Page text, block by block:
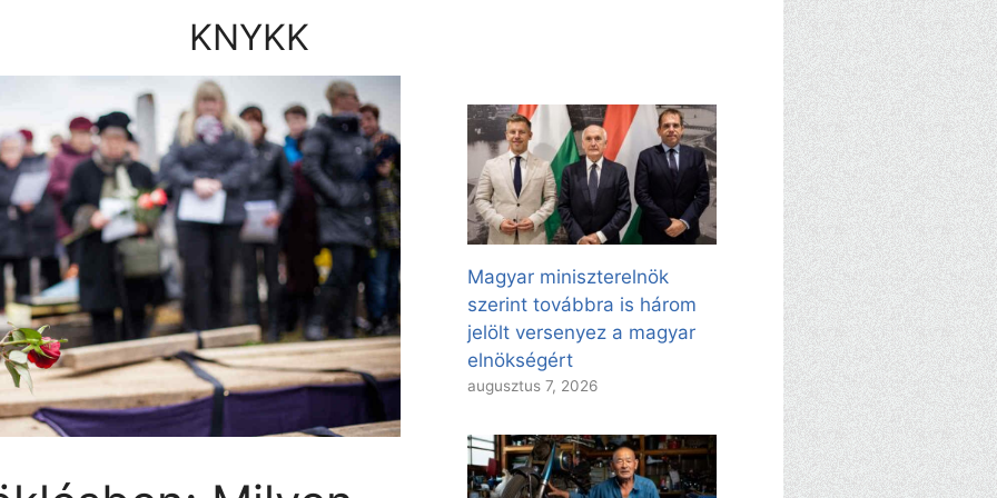
KNYKK
Magyar miniszterelnök
szerint továbbra is három
jelölt versenyez a magyar
elnökségért
augusztus 7, 2026